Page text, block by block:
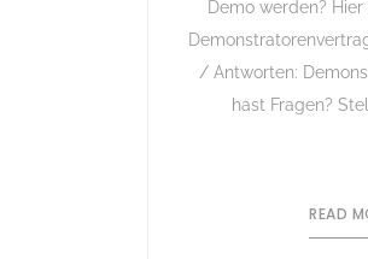
Demo werden?
/ Antworten:
hast Fragen?
READ